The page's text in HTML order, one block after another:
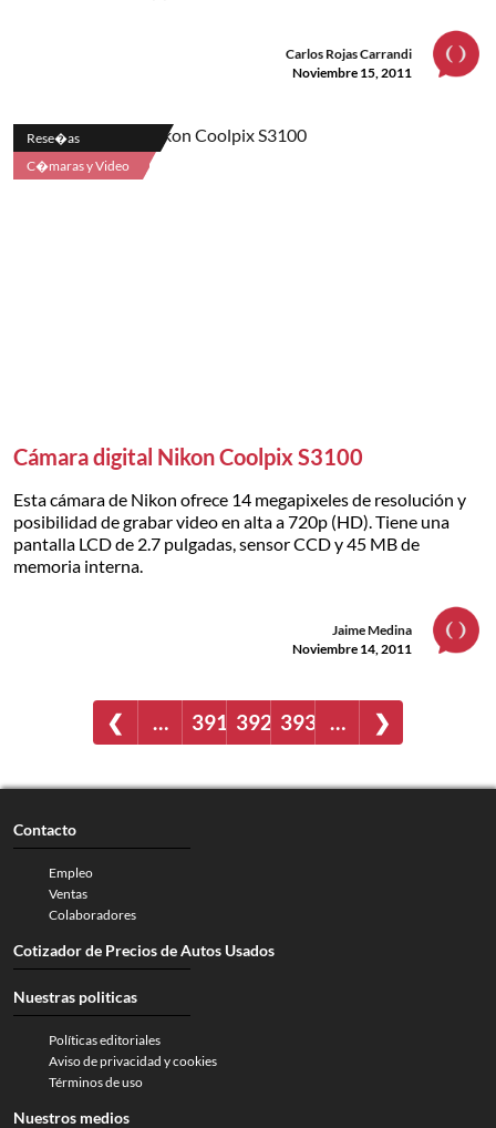
Carlos Rojas Carrandi
Noviembre 15, 2011
Rese�as
C�maras y Video
Cámara digital Nikon Coolpix S3100
Esta cámara de Nikon ofrece 14 megapixeles de resolución y
posibilidad de grabar video en alta a 720p (HD). Tiene una
pantalla LCD de 2.7 pulgadas, sensor CCD y 45 MB de
memoria interna.
Jaime Medina
Noviembre 14, 2011
❮ … 391 392 393 … ❯
Contacto
Empleo
Ventas
Colaboradores
Cotizador de Precios de Autos Usados
Nuestras politicas
Políticas editoriales
Aviso de privacidad y cookies
Términos de uso
Nuestros medios